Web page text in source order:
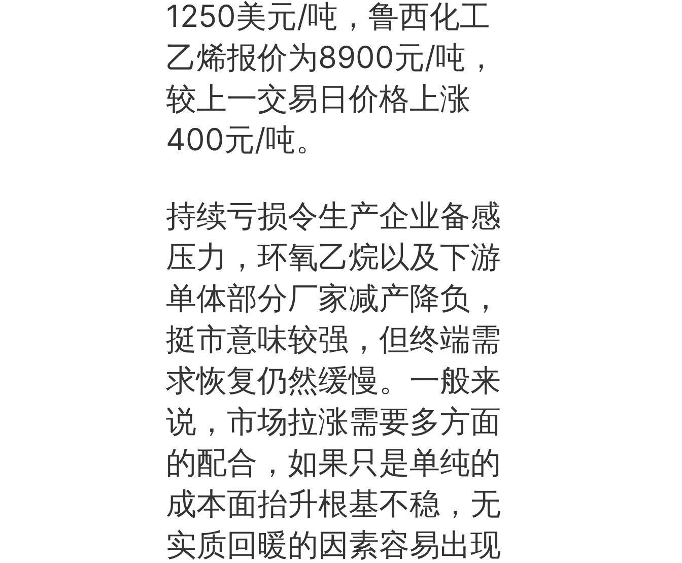
1250美元/吨，鲁西化工
乙烯报价为8900元/吨，
较上一交易日价格上涨
400元/吨。
持续亏损令生产企业备感
压力，环氧乙烷以及下游
单体部分厂家减产降负，
挺市意味较强，但终端需
求恢复仍然缓慢。一般来
说，市场拉涨需要多方面
的配合，如果只是单纯的
成本面抬升根基不稳，无
实质回暖的因素容易出现